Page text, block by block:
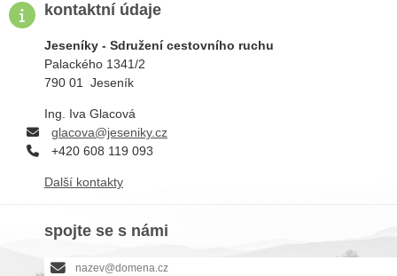
kontaktní údaje
Jeseníky - Sdružení cestovního ruchu
Palackého 1341/2
790 01 Jeseník
Ing. Iva Glacová
glacova@jeseniky.cz
+420 608 119 093
Další kontakty
spojte se s námi